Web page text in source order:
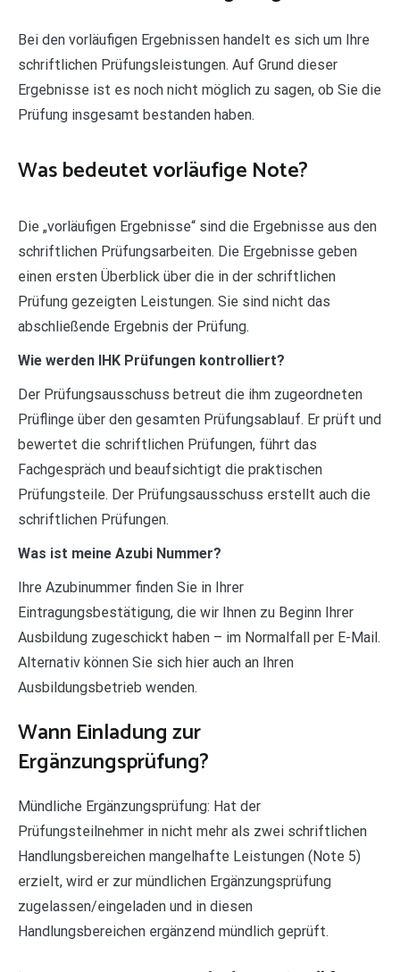
Bei den vorläufigen Ergebnissen handelt es sich um Ihre
schriftlichen Prüfungsleistungen. Auf Grund dieser
Ergebnisse ist es noch nicht möglich zu sagen, ob Sie die
Prüfung insgesamt bestanden haben.
Was bedeutet vorläufige Note?
Die „vorläufigen Ergebnisse“ sind die Ergebnisse aus den
schriftlichen Prüfungsarbeiten. Die Ergebnisse geben
einen ersten Überblick über die in der schriftlichen
Prüfung gezeigten Leistungen. Sie sind nicht das
abschließende Ergebnis der Prüfung.
Wie werden IHK Prüfungen kontrolliert?
Der Prüfungsausschuss betreut die ihm zugeordneten
Prüflinge über den gesamten Prüfungsablauf. Er prüft und
bewertet die schriftlichen Prüfungen, führt das
Fachgespräch und beaufsichtigt die praktischen
Prüfungsteile. Der Prüfungsausschuss erstellt auch die
schriftlichen Prüfungen.
Was ist meine Azubi Nummer?
Ihre Azubinummer finden Sie in Ihrer
Eintragungsbestätigung, die wir Ihnen zu Beginn Ihrer
Ausbildung zugeschickt haben – im Normalfall per E-Mail.
Alternativ können Sie sich hier auch an Ihren
Ausbildungsbetrieb wenden.
Wann Einladung zur
Ergänzungsprüfung?
Mündliche Ergänzungsprüfung: Hat der
Prüfungsteilnehmer in nicht mehr als zwei schriftlichen
Handlungsbereichen mangelhafte Leistungen (Note 5)
erzielt, wird er zur mündlichen Ergänzungsprüfung
zugelassen/eingeladen und in diesen
Handlungsbereichen ergänzend mündlich geprüft.